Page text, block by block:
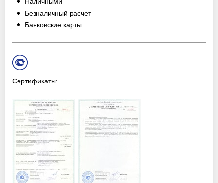
Безналичный расчет
Банковские карты
Сертификаты: